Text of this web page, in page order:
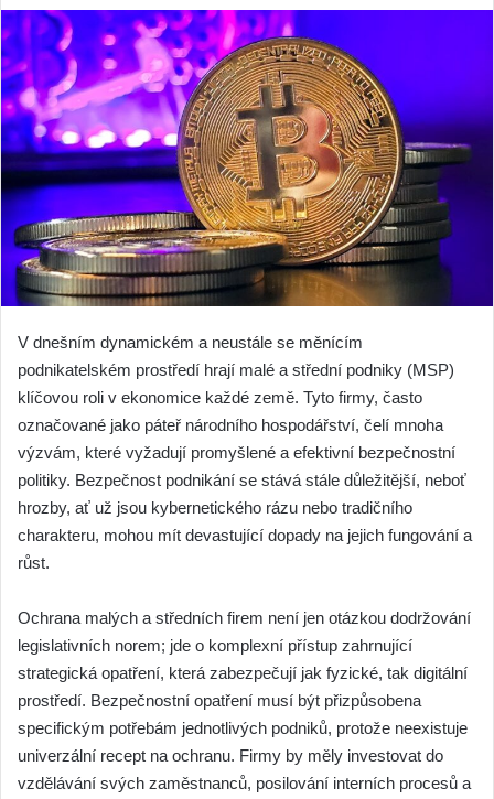
V dnešním dynamickém a neustále se měnícím
podnikatelském prostředí hrají malé a střední podniky (MSP)
klíčovou roli v ekonomice každé země. Tyto firmy, často
označované jako páteř národního hospodářství, čelí mnoha
výzvám, které vyžadují promyšlené a efektivní bezpečnostní
politiky. Bezpečnost podnikání se stává stále důležitější, neboť
hrozby, ať už jsou kybernetického rázu nebo tradičního
charakteru, mohou mít devastující dopady na jejich fungování a
růst.
Ochrana malých a středních firem není jen otázkou dodržování
legislativních norem; jde o komplexní přístup zahrnující
strategická opatření, která zabezpečují jak fyzické, tak digitální
prostředí. Bezpečnostní opatření musí být přizpůsobena
specifickým potřebám jednotlivých podniků, protože neexistuje
univerzální recept na ochranu. Firmy by měly investovat do
vzdělávání svých zaměstnanců, posilování interních procesů a